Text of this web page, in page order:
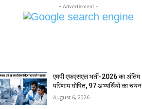
- Advertisment -
एमपी एफएसएल भर्ती-2026 का अंतिम
परिणाम घोषित, 97 अभ्यर्थियों का चयन
August 6, 2026